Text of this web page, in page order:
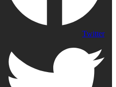
Twitter